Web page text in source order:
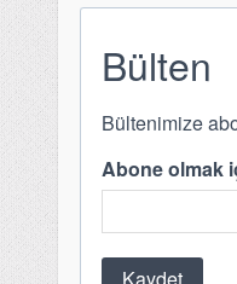
Meta
Giriş
Yazı beslemesi